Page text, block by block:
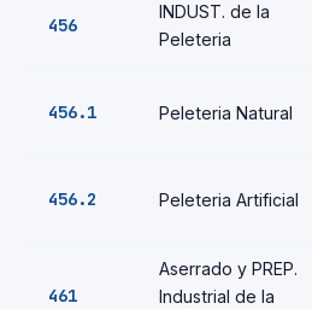
456
INDUST. de la
Peleteria
456.1 Peleteria Natural
456.2 Peleteria Artificial
461
Aserrado y PREP.
Industrial de la